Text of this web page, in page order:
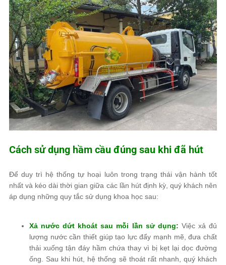
Cách sử dụng hầm cầu đúng sau khi đã hút
Để duy trì hệ thống tự hoại luôn trong trạng thái vận hành tốt
nhất và kéo dài thời gian giữa các lần hút định kỳ, quý khách nên
áp dụng những quy tắc sử dụng khoa học sau:
Xả nước dứt khoát sau mỗi lần sử dụng: Việc xả đủ
lượng nước cần thiết giúp tạo lực đẩy mạnh mẽ, đưa chất
thải xuống tận đáy hầm chứa thay vì bị kẹt lại dọc đường
ống. Sau khi hút, hệ thống sẽ thoát rất nhanh, quý khách